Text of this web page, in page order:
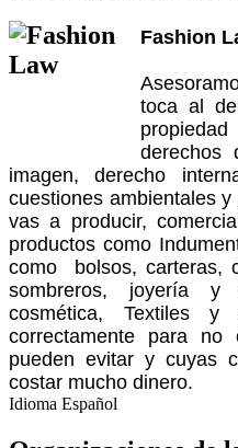
Fashion
toca al
derechos
imagen, derecho
cuestiones ambientales
vas a producir,
productos como
como bolsos, carteras,
sombreros, joyería y
cosmética, Textiles y
correctamente para
pueden evitar y cuyas
costar mucho dinero.
Idioma Español